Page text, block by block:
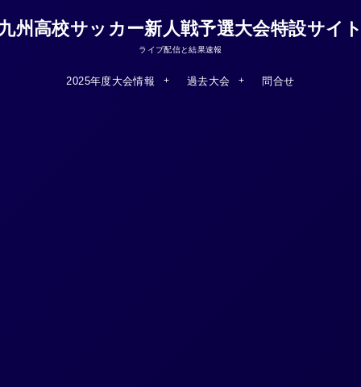
州高校サッカー新人戦予選大会特設サイ
ライブ配信と結果速報
2025年度大会情報 過去大会 問合せ